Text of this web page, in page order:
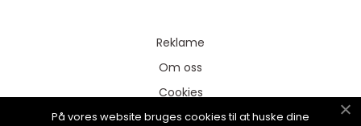
Reklame
Om oss
Cookies
Kontakt Oss
På vores website bruges cookies til at huske dine